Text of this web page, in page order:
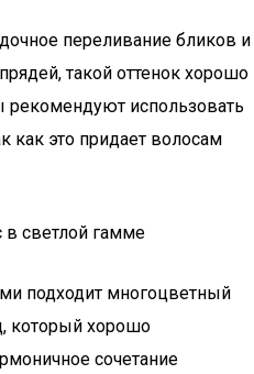
переливание бликов и
такой оттенок хорошо
использовать
как это придает волосам
светлой гамме
подходит многоцветный
который хорошо
сочетание